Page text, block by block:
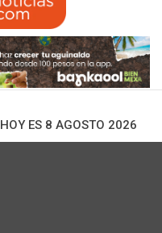
HOY ES 8 AGOSTO 2026